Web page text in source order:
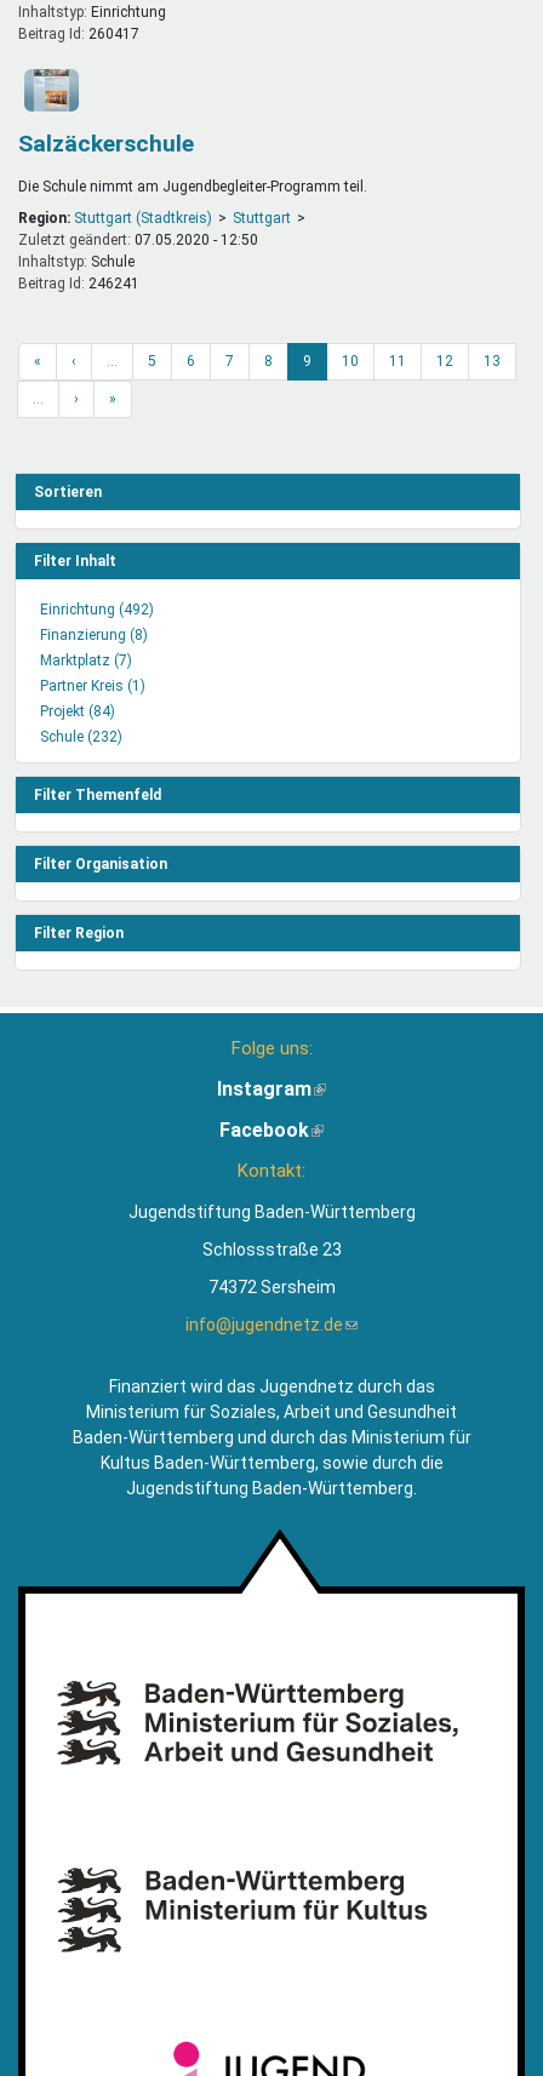
Inhaltstyp:
einrichtung
Beitrag Id: 260417
Salzäckerschule
Die Schule nimmt am Jugendbegleiter-Programm teil.
Region: Stuttgart (Stadtkreis)
Stuttgart
Zuletzt geändert: 07.05.2020 - 12:50
Inhaltstyp:
schule
Beitrag Id: 246241
« ‹ 5 6 7 8 9 10 11 12 13
› »
Sortieren
Filter Inhalt
Einrichtung (492)
Finanzierung (8)
Marktplatz (7)
Filter
Partner Kreis (1)
anwenden
Projekt (84)
Filter
anwenden
Schule (232)
Filter
anwenden
Filter Themenfeld
Filter Organisation
Filter Region
Folge uns:
Instagram(Link
extern)
Facebook(Link
Kontakt:
Jugendstiftung Baden-Württemberg
Schlossstraße 23
74372 Sersheim
info@jugendnetz.de(Link
Mail)
Finanziert wird das Jugendnetz durch das
Ministerium für Soziales, Arbeit und Gesundheit
Baden-Württemberg und durch das Ministerium für
Kultus Baden-Württemberg, sowie durch die
Jugendstiftung Baden-Württemberg.